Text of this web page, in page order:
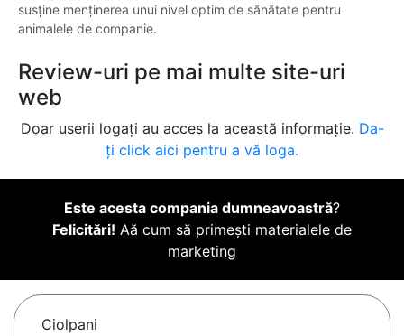
susține menținerea unui nivel optim de sănătate pentru
animalele de companie.
Review-uri pe mai multe site-uri
web
Doar userii logați au acces la această informație. Da-
ți click aici pentru a vă loga.
Este acesta compania dumneavoastră?
Felicitări! Aă cum să primești materialele de
marketing
Ciolpani